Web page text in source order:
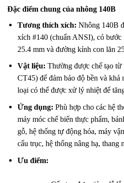
Đặc điểm chung của nhông 140B
Tương thích xích: Nhông 140B
xích #140 (chuẩn ANSI), có
25.4 mm và đường kính con lăn
Vật liệu: Thường được chế tạo từ
CT45) để đảm bảo độ bền và khả
loại có thể được xử lý nhiệt để
Ứng dụng: Phù hợp cho các hệ
máy móc chế biến thực phẩm,
gỗ, hệ thống tự động hóa, máy
cẩu trục, hệ thống nâng hạ, thang
Ưu điểm: